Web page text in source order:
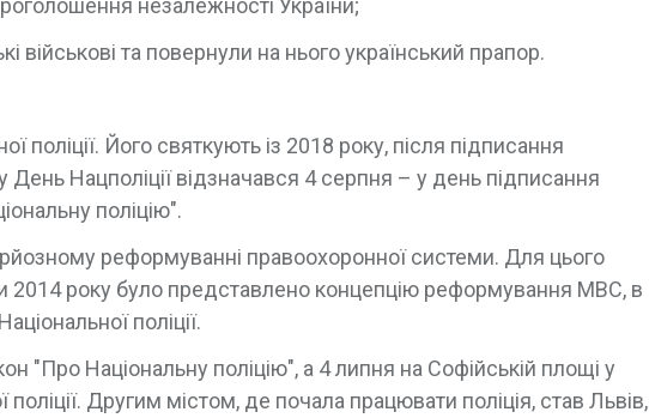
незалежності України;
військові та повернули на нього український прапор.
поліції. Його святкують із 2018 року, після підписання
Нацполіції відзначався 4 серпня – у день підписання
поліцію".
реформуванні правоохоронної системи. Для цього
2014 року було представлено концепцію реформування МВС, в
поліції.
"Про Національну поліцію", а 4 липня на Софійській площі у
Другим містом, де почала працювати поліція, став Львів,